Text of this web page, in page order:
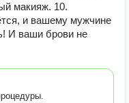
макияж. 10.
и вашему мужчине
И ваши брови не